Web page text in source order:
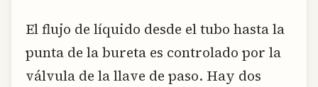
El flujo de líquido desde el tubo hasta la
punta de la bureta es controlado por la
válvula de la llave de paso. Hay dos